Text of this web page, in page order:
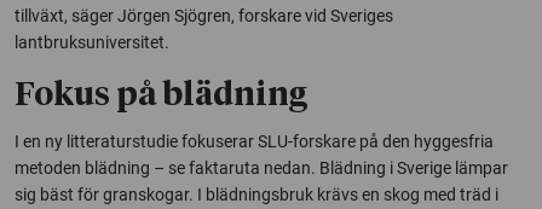
tillväxt, säger Jörgen Sjögren, forskare vid Sveriges
lantbruksuniversitet.
Fokus på blädning
I en ny litteraturstudie fokuserar SLU-forskare på den hyggesfria
metoden blädning – se faktaruta nedan. Blädning i Sverige lämpar
sig bäst för granskogar. I blädningsbruk krävs en skog med träd i